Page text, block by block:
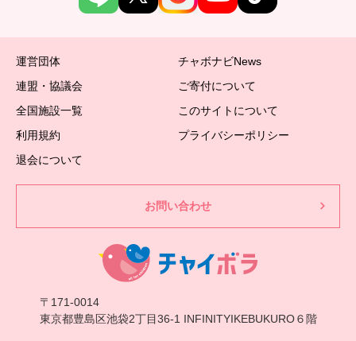
運営団体
チャボナビNews
連盟・協議会
ご寄付について
全国施設一覧
このサイトについて
利用規約
プライバシーポリシー
退会について
お問い合わせ
〒171-0014
東京都豊島区池袋2丁目36-1 INFINITYIKEBUKURO６階